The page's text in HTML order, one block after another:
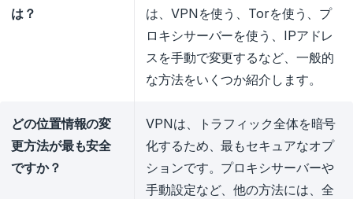
は？
は、VPNを使う、Torを使う、プ
ロキシサーバーを使う、IPアドレ
スを手動で変更するなど、一般的
な方法をいくつか紹介します。
どの位置情報の変
更方法が最も安全
ですか？
VPNは、トラフィック全体を暗号
化するため、最もセキュアなオプ
ションです。プロキシサーバーや
手動設定など、他の方法には、全